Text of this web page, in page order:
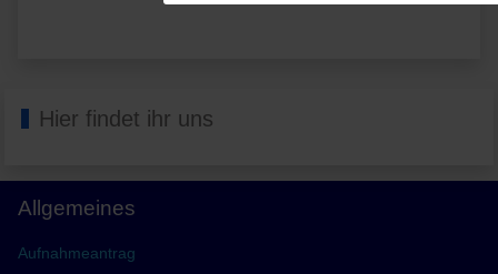
Hier findet ihr uns
Allgemeines
Aufnahmeantrag